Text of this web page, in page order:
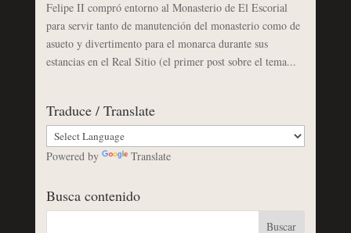
Felipe II compró entorno al Monasterio de El Escorial
para servir tanto de manutención del monasterio como de
asueto y divertimento para el monarca durante sus
estancias en el Real Sitio (el primer post sobre el tema...
Traduce / Translate
Powered by Translate
Busca contenido